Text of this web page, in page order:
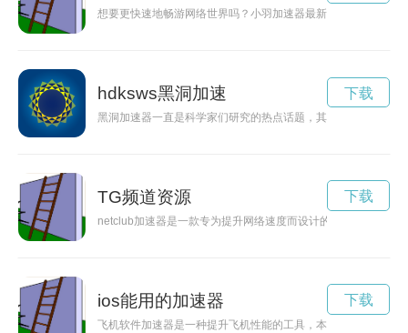
想要更快速地畅游网络世界吗？小羽加速器最新下载，带你畅享
hdksws黑洞加速
黑洞加速器一直是科学家们研究的热点话题，其密码一直是一
下载
TG频道资源
netclub加速器是一款专为提升网络速度而设计的工具软件，通
下载
ios能用的加速器
飞机软件加速器是一种提升飞机性能的工具，本文就介绍如何正
下载